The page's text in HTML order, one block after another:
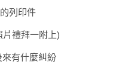
列印件
禮拜一附上)
有什麼糾紛